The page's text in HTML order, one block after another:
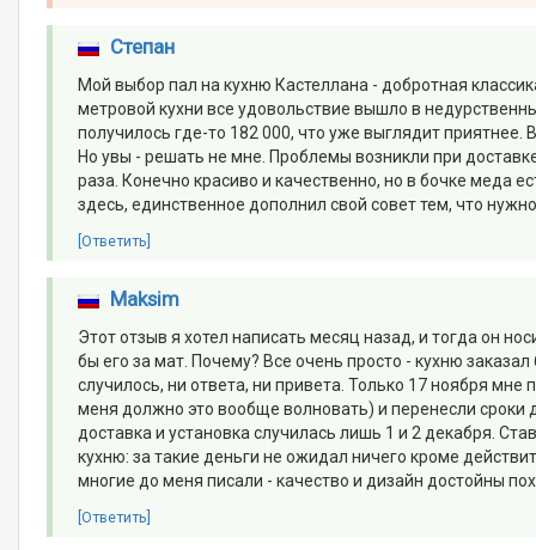
Степан
Мой выбор пал на кухню Кастеллана - добротная
метровой кухни все удовольствие вышло в
получилось где-то 182 000, что уже выглядит
Но увы - решать не мне. Проблемы возникли при
раза. Конечно красиво и качественно, но в бочке меда
здесь, единственное дополнил свой совет тем, что
[Ответить]
Maksim
Этот отзыв я хотел написать месяц назад, и тогда он
бы его за мат. Почему? Все очень просто - кухню
случилось, ни ответа, ни привета. Только 17 ноября мне
меня должно это вообще волновать) и перенесли сроки
доставка и установка случилась лишь 1 и 2 декабря.
кухню: за такие деньги не ожидал ничего кроме
многие до меня писали - качество и дизайн достойны
[Ответить]